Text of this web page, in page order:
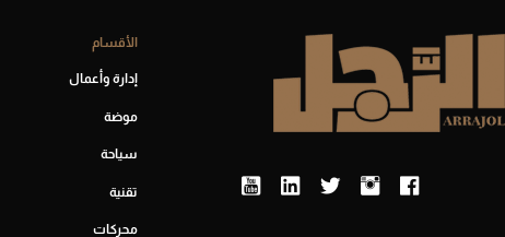
الأقسام
إدارة وأعمال
موضة
سياحة
تقنية
محركات